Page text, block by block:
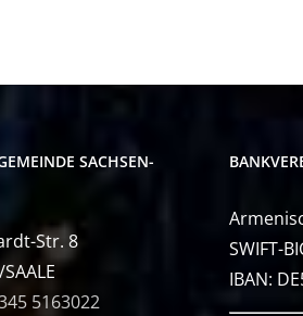
SACHSEN-
Str. 8
5163022
SWIFT-
IBAN: